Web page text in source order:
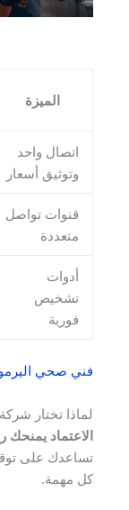
الميزة
اتصال واحد
وتوثيق أسعار
قنوات تواصل
متعددة
أدوات
تشخيص
فورية
فني صحي
لماذا تختار
الاعتماد يمنحك
تساعدك على
كل مهمة.